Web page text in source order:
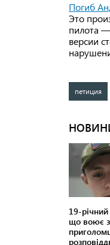
Погиб
Это
пилота
версии
петиция